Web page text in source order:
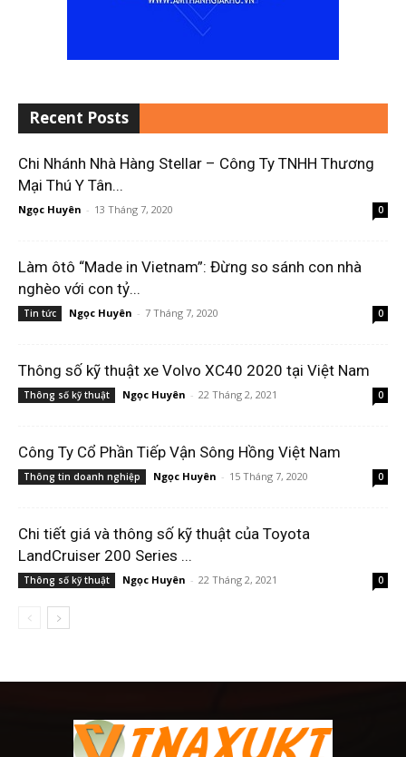
Recent Posts
Chi Nhánh Nhà Hàng Stellar – Công Ty TNHH Thương
Mại Thú Y Tân...
Ngọc Huyên - 13 Tháng 7, 2020 0
Làm ôtô “Made in Vietnam”: Đừng so sánh con nhà
nghèo với con tỷ...
Tin tức Ngọc Huyên - 7 Tháng 7, 2020 0
Thông số kỹ thuật xe Volvo XC40 2020 tại Việt Nam
Thông số kỹ thuật Ngọc Huyên - 22 Tháng 2, 2021 0
Công Ty Cổ Phần Tiếp Vận Sông Hồng Việt Nam
Thông tin doanh nghiệp Ngọc Huyên - 15 Tháng 7, 2020 0
Chi tiết giá và thông số kỹ thuật của Toyota
LandCruiser 200 Series ...
Thông số kỹ thuật Ngọc Huyên - 22 Tháng 2, 2021 0